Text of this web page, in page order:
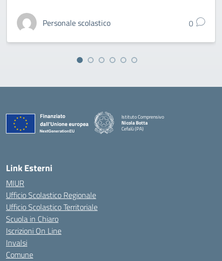
Personale scolastico 0
Istituto Comprensivo
Nicola Botta
Cefalù (PA)
Link Esterni
MIUR
Ufficio Scolastico Regionale
Ufficio Scolastico Territoriale
Scuola in Chiaro
Iscrizioni On Line
Invalsi
Comune